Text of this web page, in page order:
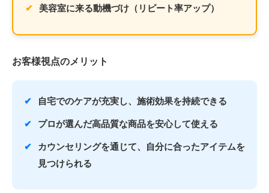
美容室に来る動機づけ（リピート率アップ）
お客様視点のメリット
自宅でのケアが充実し、施術効果を持続できる
プロが選んだ高品質な商品を安心して使える
カウンセリングを通じて、自分に合ったアイテムを
見つけられる